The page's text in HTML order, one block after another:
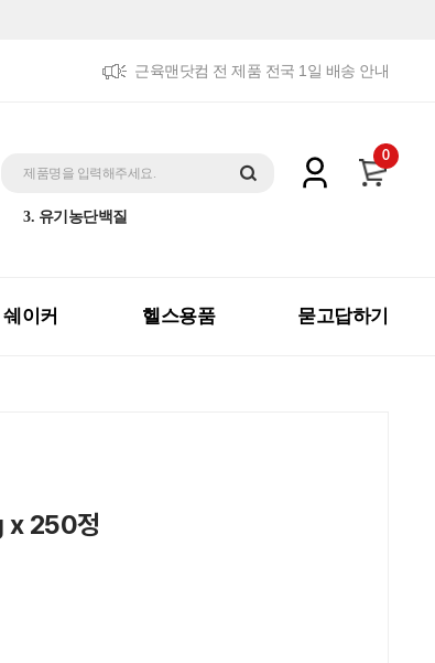
근육맨닷컴 전 제품 전국 1일 배송 안내
제품명을 입력해주세요.
1. 제트맥스게이너
3. 유기농단백질
0
쉐이커 헬스용품 묻고답하기
x 250정